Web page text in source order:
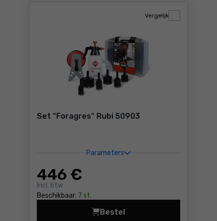
Set "Foragres" Rubi 50903
Parameters
446 €
Incl. btw
Beschikbaar: 7 st.
Vergelijk
Bestel
Set "Foragres" Rubi